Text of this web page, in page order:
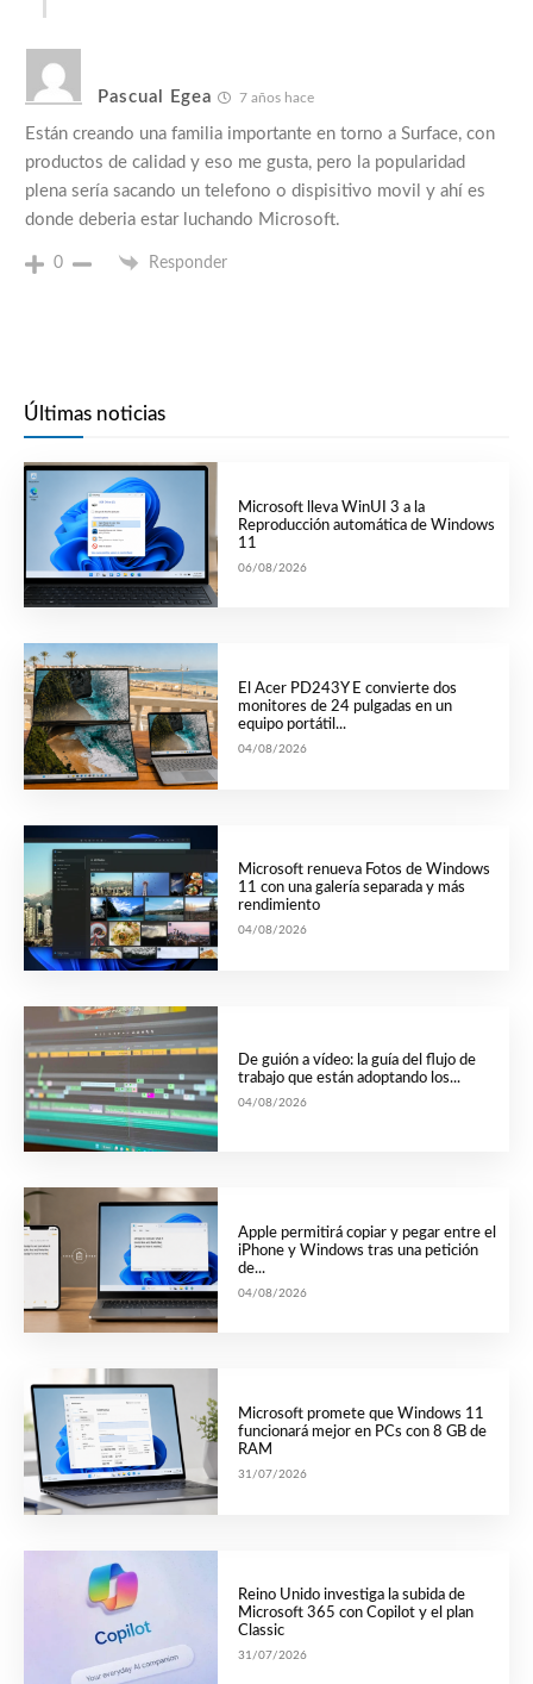
Pascual Egea 7 años hace
Están creando una familia importante en torno a Surface, con
productos de calidad y eso me gusta, pero la popularidad
plena sería sacando un telefono o dispisitivo movil y ahí es
donde deberia estar luchando Microsoft.
0 Responder
Últimas noticias
Microsoft lleva WinUI 3 a la
Reproducción automática de Windows
11
06/08/2026
El Acer PD243Y E convierte dos
monitores de 24 pulgadas en un
equipo portátil...
04/08/2026
Microsoft renueva Fotos de Windows
11 con una galería separada y más
rendimiento
04/08/2026
De guión a vídeo: la guía del flujo de
trabajo que están adoptando los...
04/08/2026
Apple permitirá copiar y pegar entre el
iPhone y Windows tras una petición
de...
04/08/2026
Microsoft promete que Windows 11
funcionará mejor en PCs con 8 GB de
RAM
31/07/2026
Reino Unido investiga la subida de
Microsoft 365 con Copilot y el plan
Classic
31/07/2026